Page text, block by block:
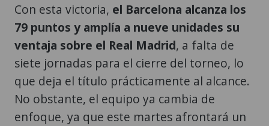
Con esta victoria, el Barcelona alcanza los
79 puntos y amplía a nueve unidades su
ventaja sobre el Real Madrid, a falta de
siete jornadas para el cierre del torneo, lo
que deja el título prácticamente al alcance.
No obstante, el equipo ya cambia de
enfoque, ya que este martes afrontará un